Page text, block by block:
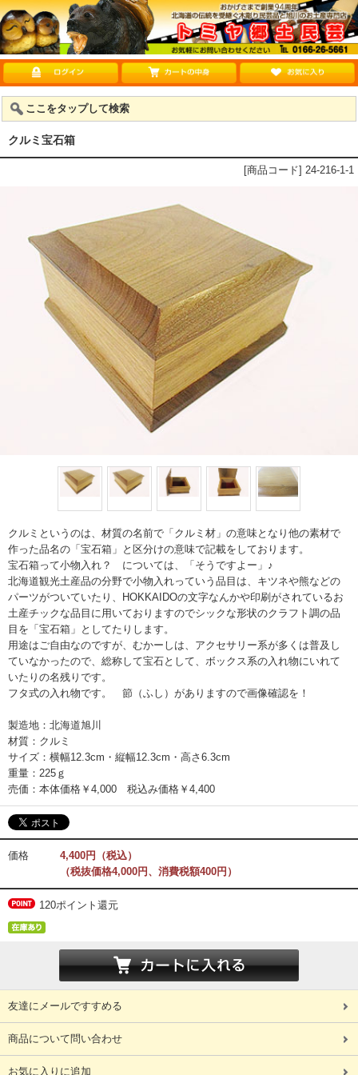
ここをタップして検索
クルミ宝石箱
[商品コード] 24-216-1-1
クルミというのは、材質の名前で「クルミ材」の意味となり他の素材で
作った品名の「宝石箱」と区分けの意味で記載をしております。
宝石箱って小物入れ？ については、「そうですよー」♪
北海道観光土産品の分野で小物入れっていう品目は、キツネや熊などの
パーツがついていたり、HOKKAIDOの文字なんかや印刷がされているお
土産チックな品目に用いておりますのでシックな形状のクラフト調の品
目を「宝石箱」としてたりします。
用途はご自由なのですが、むかーしは、アクセサリー系が多くは普及し
ていなかったので、総称して宝石として、ボックス系の入れ物にいれて
いたりの名残りです。
フタ式の入れ物です。 節（ふし）がありますので画像確認を！
製造地：北海道旭川
材質：クルミ
サイズ：横幅12.3cm・縦幅12.3cm・高さ6.3cm
重量：225ｇ
売価：本体価格￥4,000 税込み価格￥4,400
価格
4,400円（税込）
（税抜価格4,000円、消費税額400円）
120ポイント還元
友達にメールですすめる
商品について問い合わせ
お気に入りに追加